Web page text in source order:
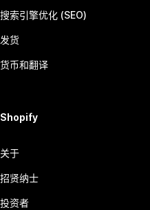
搜索引擎优化 (SEO)
发货
货币和翻译
Shopify
关于
招贤纳士
投资者